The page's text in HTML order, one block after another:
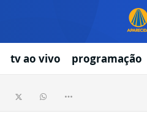
tv ao vivo programação